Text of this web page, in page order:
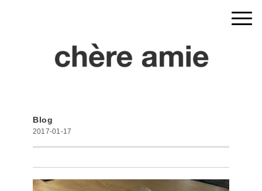
Blog
2017-01-17